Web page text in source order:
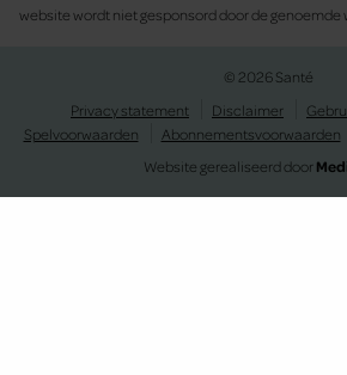
website wordt niet gesponsord door de genoemde
© 2026 Santé
Privacy statement
Disclaimer
Spelvoorwaarden
Abonnementsvoorwaarden
Website gerealiseerd door